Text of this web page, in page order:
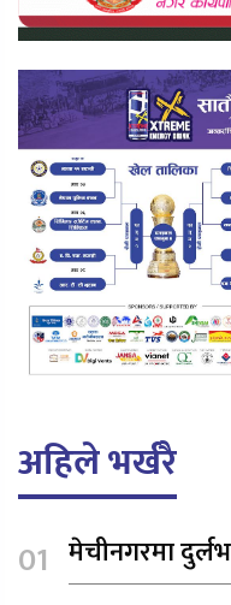
अहिले भर्खरै
मेचीनगरमा